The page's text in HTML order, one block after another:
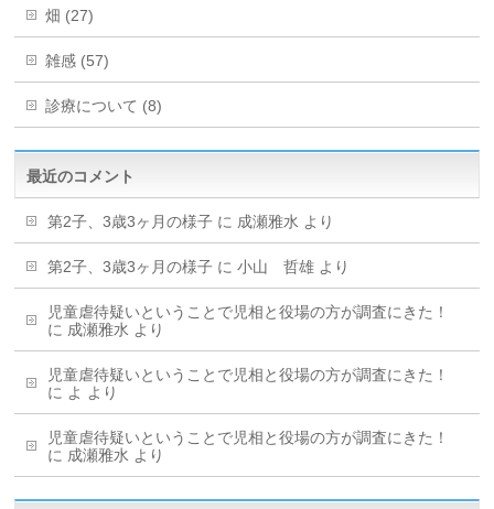
畑 (27)
雑感 (57)
診療について (8)
最近のコメント
第2子、3歳3ヶ月の様子 に 成瀬雅水 より
第2子、3歳3ヶ月の様子 に小山 哲雄 より
児童虐待疑いということで児相と役場の方が調査にきた！
に 成瀬雅水 より
児童虐待疑いということで児相と役場の方が調査にきた！
に よ より
児童虐待疑いということで児相と役場の方が調査にきた！
に 成瀬雅水 より